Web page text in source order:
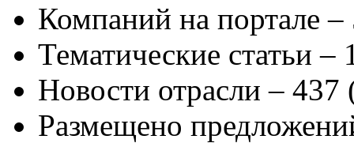
Компаний на портале
Тематические статьи –
Новости отрасли – 437
Размещено